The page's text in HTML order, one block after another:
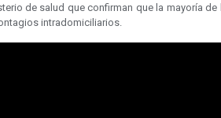
de salud que confirman que la mayoría
intradomiciliarios.